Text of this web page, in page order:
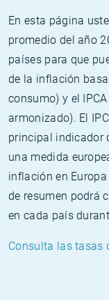
En esta página
promedio del año
países para que
de la inflación
consumo) y el
armonizado). El
principal indicador
una medida
inflación en
de resumen podrá
en cada país
Consulta las tasas